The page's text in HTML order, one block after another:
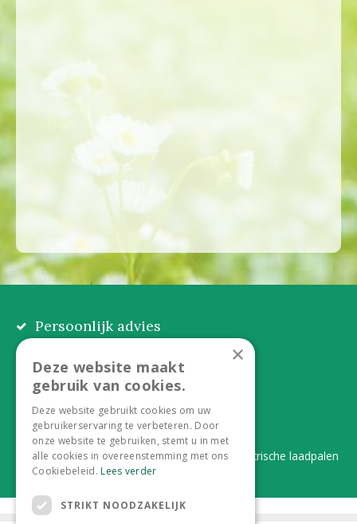
Persoonlijk advies
Alles onder één dak
Duurzaam en dorpsgemak
Lever je statiegeldflessen bij ons in én elektrische laadpalen
×
Deze website maakt
gebruik van cookies.
Deze website gebruikt cookies om uw
gebruikerservaring te verbeteren. Door
onze website te gebruiken, stemt u in met
alle cookies in overeenstemming met ons
Cookiebeleid. Lees verder
STRIKT NOODZAKELIJK